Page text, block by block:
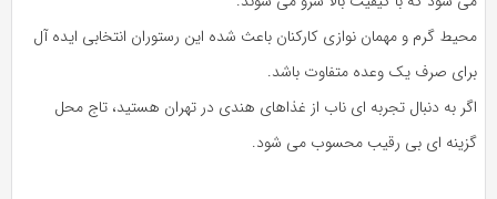
محیط گرم و مهمان‌ نوازی کارکنان باعث شده این رستوران انتخابی ایده‌ آل
برای صرف یک وعده متفاوت باشد.
اگر به دنبال تجربه‌ ای ناب از غذاهای هندی در تهران هستید، تاج‌ محل
گزینه‌ ای بی‌ رقیب محسوب می‌ شود.